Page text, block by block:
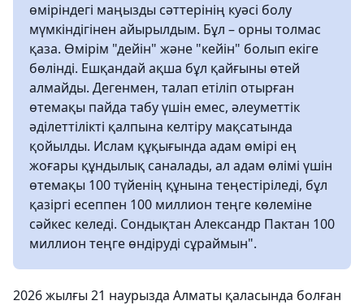
өміріндегі маңызды сәттерінің куәсі болу
мүмкіндігінен айырылдым. Бұл – орны толмас
қаза. Өмірім "дейін" және "кейін" болып екіге
бөлінді. Ешқандай ақша бұл қайғыны өтей
алмайды. Дегенмен, талап етіліп отырған
өтемақы пайда табу үшін емес, әлеуметтік
әділеттілікті қалпына келтіру мақсатында
қойылды. Ислам құқығында адам өмірі ең
жоғары құндылық саналады, ал адам өлімі үшін
өтемақы 100 түйенің құнына теңестіріледі, бұл
қазіргі есеппен 100 миллион теңге көлеміне
сәйкес келеді. Сондықтан Александр Пактан 100
миллион теңге өндіруді сұраймын".
2026 жылғы 21 наурызда Алматы қаласында болған